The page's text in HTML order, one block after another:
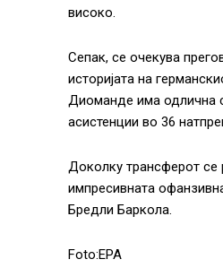
високо.
Сепак, се очекува
историјата на
Диоманде има одлична
асистенции во 36
Доколку трансферот се
импресивната
Бредли Баркола.
Foto:EPA